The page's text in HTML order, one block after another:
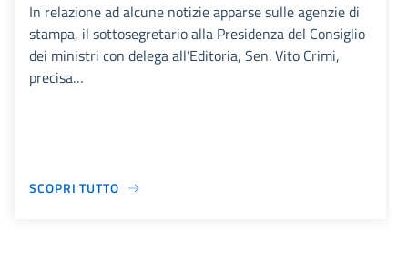
In relazione ad alcune notizie apparse sulle agenzie di
stampa, il sottosegretario alla Presidenza del Consiglio
dei ministri con delega all’Editoria, Sen. Vito Crimi,
precisa…
SCOPRI TUTTO